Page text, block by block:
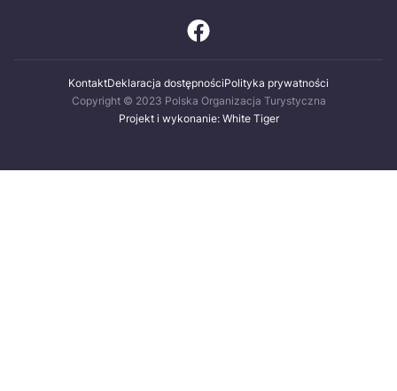
KontaktDeklaracja dostępnościPolityka prywatności
Copyright © 2023 Polska Organizacja Turystyczna
Projekt i wykonanie: White Tiger